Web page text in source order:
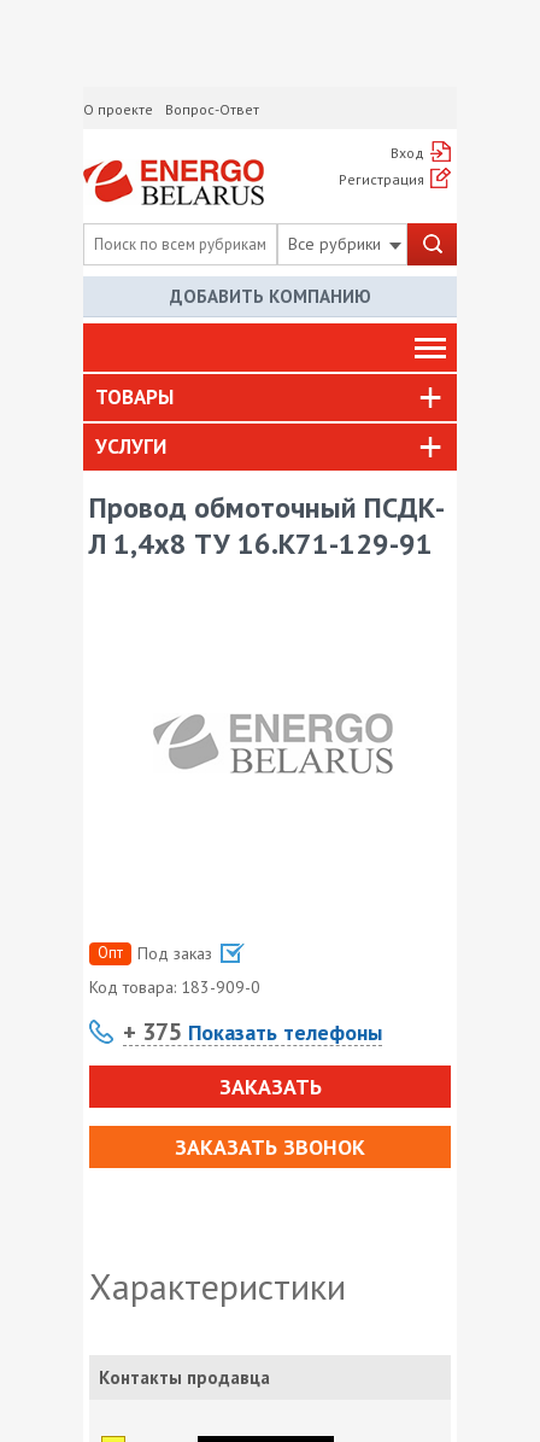
О проекте Вопрос-Ответ
Вход
Регистрация
Все рубрики
ДОБАВИТЬ КОМПАНИЮ
ТОВАРЫ
УСЛУГИ
Провод обмоточный ПСДК-
Л 1,4х8 ТУ 16.К71-129-91
Опт
Под заказ
Код товара: 183-909-0
+ 375 Показать телефоны
ЗАКАЗАТЬ
ЗАКАЗАТЬ ЗВОНОК
Характеристики
Контакты продавца